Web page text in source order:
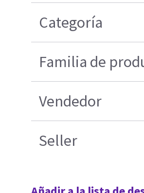
Categoría
Familia de
Vendedor
Seller